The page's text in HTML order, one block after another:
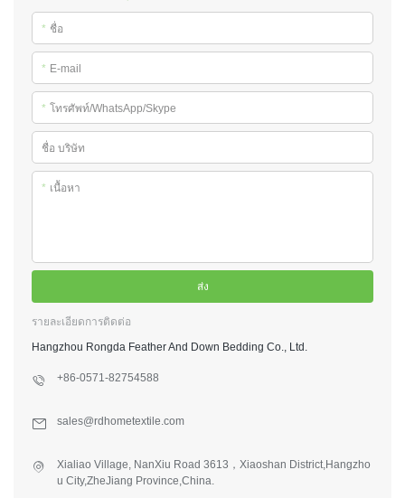
* ชื่อ
* E-mail
* โทรศัพท์/WhatsApp/Skype
ชื่อ บริษัท
* เนื้อหา
ส่ง
รายละเอียดการติดต่อ
Hangzhou Rongda Feather And Down Bedding Co., Ltd.
+86-0571-82754588
sales@rdhometextile.com
Xialiao Village, NanXiu Road 3613，Xiaoshan District,Hangzho
u City,ZheJiang Province,China.